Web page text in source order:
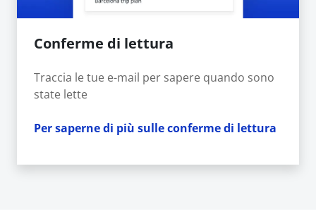
Conferme di lettura
Traccia le tue e-mail per sapere quando sono
state lette
Per saperne di più sulle conferme di lettura